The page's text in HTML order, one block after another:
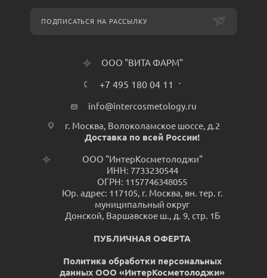
ПОДПИСАТЬСЯ НА РАССЫЛКУ
ООО "ВИТА ФАРМ"
+7 495 180 04 11
info@intercosmetology.ru
г. Москва, Волоколамское шоссе, д.2
Доставка по всей России!
ООО "ИнтерКосметолоджи"
ИНН: 7733230544
ОГРН: 1157746348055
Юр. адрес: 117105, г. Москва, вн. тер. г.
муниципальный округ
Донской, Варшавское ш., д. 9, стр. 1Б
ПУБЛИЧНАЯ ОФЕРТА
Политика обработки персональных
данных ООО «ИнтерКосметолоджи»